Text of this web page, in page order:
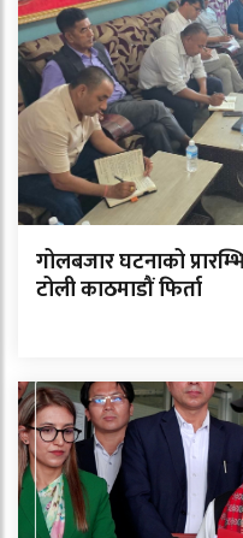
गोलबजार घटनाको
टोली काठमाडौं फिर्ता